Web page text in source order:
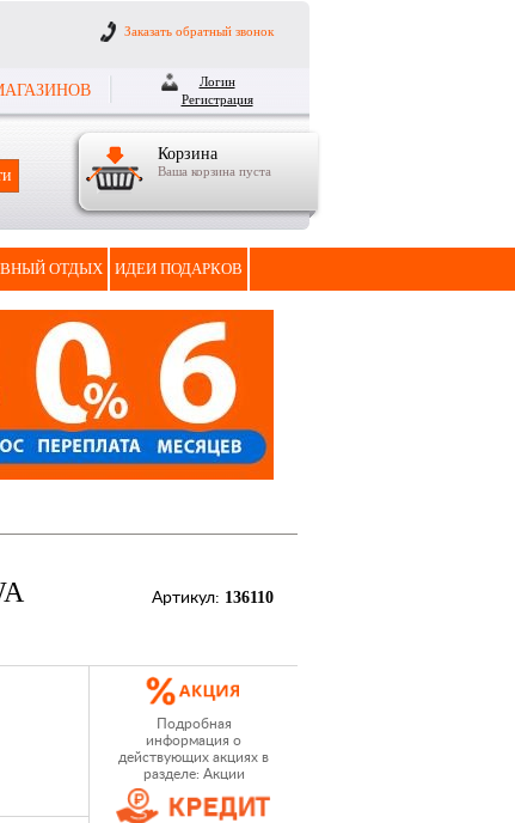
Заказать обратный звонок
Логин
Регистрация
Корзина
Ваша корзина пуста
ОТДЫХ ИДЕИ ПОДАРКОВ
Артикул: 136110
Подробная
информация о
действующих акциях в
разделе: Акции